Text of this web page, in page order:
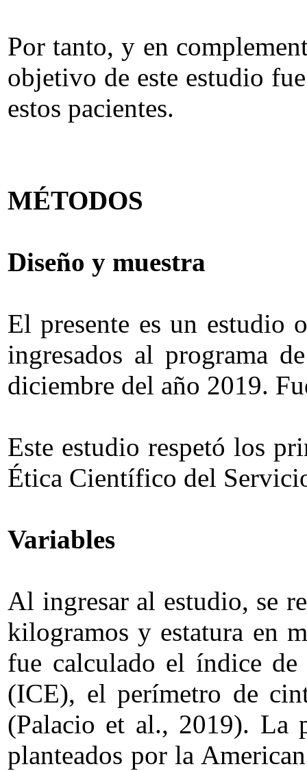
Por tanto, y en
objetivo de este estudio
estos pacientes.
MÉTODOS
Diseño y muestra
El presente es un estudio
ingresados al programa
diciembre del año 2019.
Este estudio respetó los
Ética Científico del
Variables
Al ingresar al estudio, se
kilogramos y estatura en
fue calculado el índice
(ICE), el perímetro de
(Palacio et al., 2019). La
planteados por la